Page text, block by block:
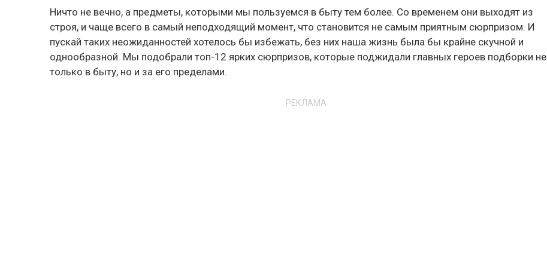
Ничто не вечно, а предметы, которыми мы пользуемся в быту тем более. Со временем они выходят из
строя, и чаще всего в самый неподходящий момент, что становится не самым приятным сюрпризом. И
пускай таких неожиданностей хотелось бы избежать, без них наша жизнь была бы крайне скучной и
однообразной. Мы подобрали топ-12 ярких сюрпризов, которые поджидали главных героев подборки не
только в быту, но и за его пределами.
РЕКЛАМА